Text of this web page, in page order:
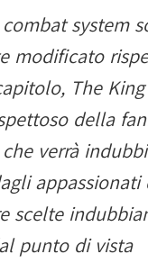
system
modificato
The King
della
verrà
appassionati
scelte
punto di vista